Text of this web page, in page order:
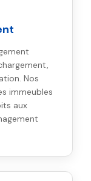
Nos
immeubles
aux